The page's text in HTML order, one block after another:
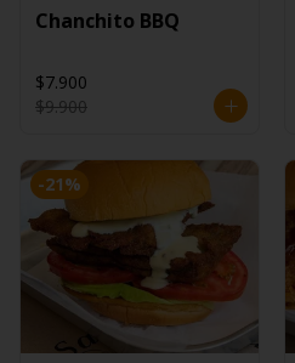
Chanchito BBQ
$7.900
$9.900
-21%